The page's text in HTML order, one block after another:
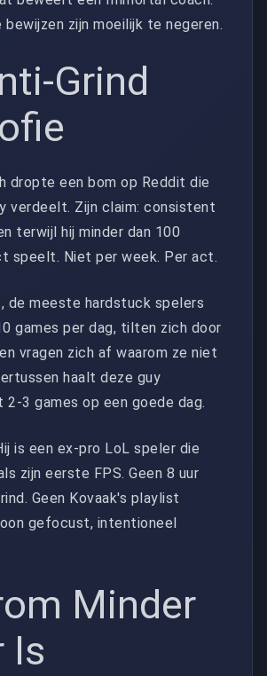
bewijzen zijn moeilijk te negeren.
Grind
dropte een bom op Reddit die
verdeelt. Zijn claim: consistent
terwijl hij minder dan 100
speelt. Niet per week. Per act.
de meeste hardstuck spelers
games per dag, tilten zich door
vragen zich af waarom ze niet
haalt deze guy
2-3 games op een goede dag.
is een ex-pro LoL speler die
zijn eerste FPS. Geen 8 uur
Geen Kovaak's playlist
gefocust, intentioneel
Minder
Is